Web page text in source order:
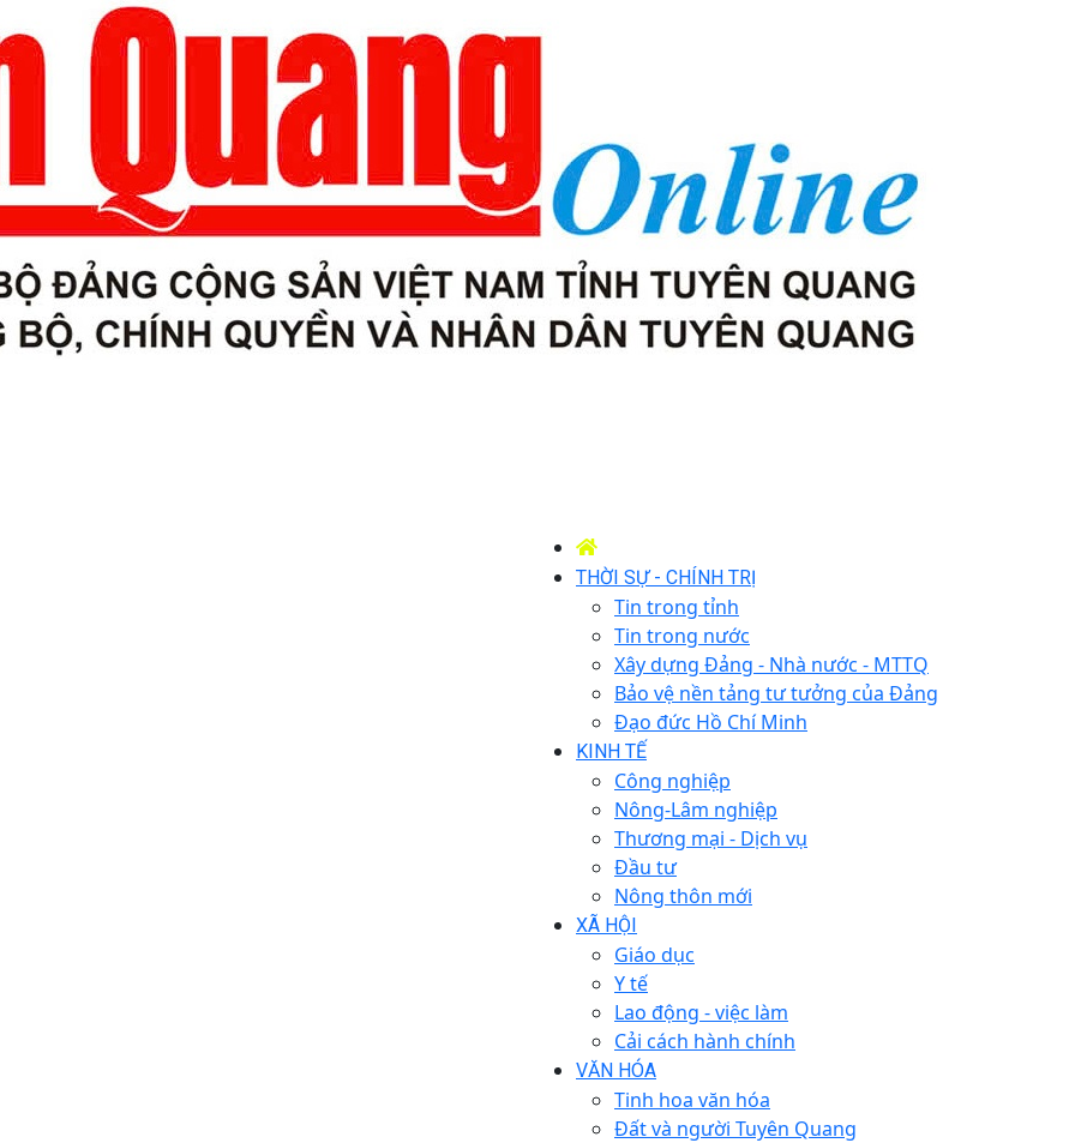
THỜI SỰ - CHÍNH TRỊ
Tin trong tỉnh
Tin trong nước
Xây dựng Đảng - Nhà nước - MTTQ
Bảo vệ nền tảng tư tưởng của Đảng
Đạo đức Hồ Chí Minh
KINH TẾ
Công nghiệp
Nông-Lâm nghiệp
Thương mại - Dịch vụ
Đầu tư
Nông thôn mới
XÃ HỘI
Giáo dục
Y tế
Lao động - việc làm
Cải cách hành chính
VĂN HÓA
Tinh hoa văn hóa
Đất và người Tuyên Quang